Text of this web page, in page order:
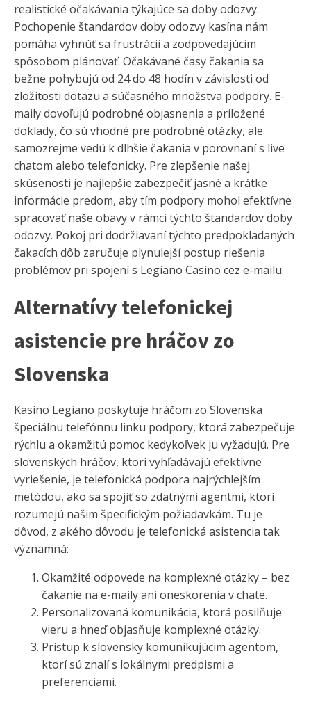
realistické očakávania týkajúce sa doby odozvy.
Pochopenie štandardov doby odozvy kasína nám
pomáha vyhnúť sa frustrácii a zodpovedajúcim
spôsobom plánovať. Očakávané časy čakania sa
bežne pohybujú od 24 do 48 hodín v závislosti od
zložitosti dotazu a súčasného množstva podpory. E-
maily dovoľujú podrobné objasnenia a priložené
doklady, čo sú vhodné pre podrobné otázky, ale
samozrejme vedú k dlhšie čakania v porovnaní s live
chatom alebo telefonicky. Pre zlepšenie našej
skúsenosti je najlepšie zabezpečiť jasné a krátke
informácie predom, aby tím podpory mohol efektívne
spracovať naše obavy v rámci týchto štandardov doby
odozvy. Pokoj pri dodržiavaní týchto predpokladaných
čakacích dôb zaručuje plynulejší postup riešenia
problémov pri spojení s Legiano Casino cez e-mailu.
Alternatívy telefonickej
asistencie pre hráčov zo
Slovenska
Kasíno Legiano poskytuje hráčom zo Slovenska
špeciálnu telefónnu linku podpory, ktorá zabezpečuje
rýchlu a okamžitú pomoc kedykoľvek ju vyžadujú. Pre
slovenských hráčov, ktorí vyhľadávajú efektívne
vyriešenie, je telefonická podpora najrýchlejším
metódou, ako sa spojiť so zdatnými agentmi, ktorí
rozumejú našim špecifickým požiadavkám. Tu je
dôvod, z akého dôvodu je telefonická asistencia tak
významná:
Okamžité odpovede na komplexné otázky – bez
čakanie na e-maily ani oneskorenia v chate.
Personalizovaná komunikácia, ktorá posilňuje
vieru a hneď objasňuje komplexné otázky.
Prístup k slovensky komunikujúcim agentom,
ktorí sú znalí s lokálnymi predpismi a
preferenciami.